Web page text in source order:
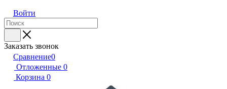
Войти
Заказать звонок
Сравнение0
Отложенные 0
Корзина 0